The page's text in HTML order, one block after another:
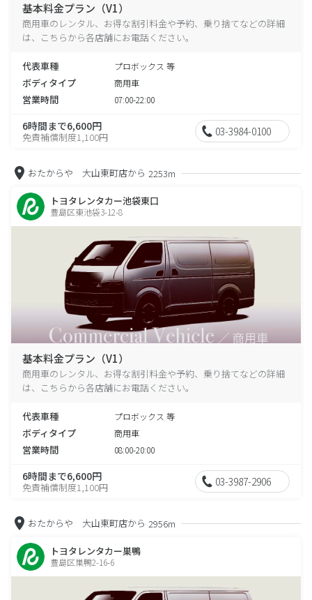
基本料金プラン（V1）
商用車のレンタル、お得な割引料金や予約、乗り捨てなどの詳細
は、こちらから各店舗にお電話ください。
代表車種 プロボックス 等
ボディタイプ 商用車
営業時間 07:00-22:00
6時間まで6,600円
免責補償制度1,100円 03-3984-0100
おたからや 大山東町店から 2253m
トヨタレンタカー池袋東口
豊島区東池袋3-12-8
基本料金プラン（V1）
商用車のレンタル、お得な割引料金や予約、乗り捨てなどの詳細
は、こちらから各店舗にお電話ください。
代表車種 プロボックス 等
ボディタイプ 商用車
営業時間 08:00-20:00
6時間まで6,600円
免責補償制度1,100円 03-3987-2906
おたからや 大山東町店から 2956m
トヨタレンタカー巣鴨
豊島区巣鴨2-16-6